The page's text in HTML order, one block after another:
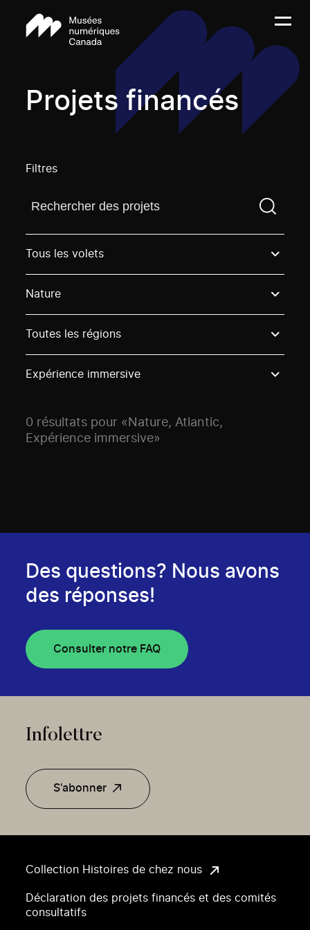
Projets financés
Filtres
Trouvez un projetVous devez saisir un terme de
Tous les volets
Nature
Toutes les régions
Expérience immersive
0 résultats pour «Nature, Atlantic,
Expérience immersive»
Collection Histoires de chez nous
Déclaration des projets financés et des comités
consultatifs
Des questions? Nous avons
des réponses!
Consulter notre FAQ
Infolettre
S'abonner